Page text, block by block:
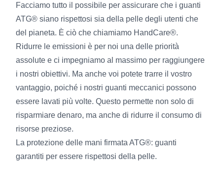
Facciamo tutto il possibile per assicurare che i guanti
ATG® siano rispettosi sia della pelle degli utenti che
del pianeta. È ciò che chiamiamo HandCare®.
Ridurre le emissioni è per noi una delle priorità
assolute e ci impegniamo al massimo per raggiungere
i nostri obiettivi. Ma anche voi potete trarre il vostro
vantaggio, poiché i nostri guanti meccanici possono
essere lavati più volte. Questo permette non solo di
risparmiare denaro, ma anche di ridurre il consumo di
risorse preziose.
La protezione delle mani firmata ATG®: guanti
garantiti per essere rispettosi della pelle.